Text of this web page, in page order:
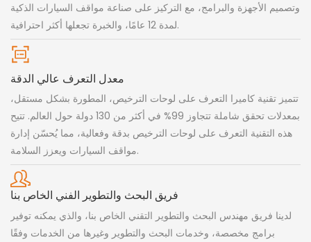
وتصميم الأجهزة والبرامج، مع التركيز على صناعة مواقف السيارات الذكية
لمدة 12 عامًا، والخبرة تجعلها أكثر احترافية.
معدل التعرف عالي الدقة
تتميز تقنية كاميرا التعرف على لوحات الترخيص، المطورة بشكل مستقل،
بمعدلات تحقق شاملة تتجاوز 99% في أكثر من 130 دولة حول العالم. تتيح
هذه التقنية التعرف على لوحات الترخيص بدقة وفعالية، مما يُحسّن إدارة
مواقف السيارات ويعزز السلامة.
فريق البحث والتطوير الفني الخاص بنا
لدينا فريق مهندس البحث والتطوير التقني الخاص بنا، والذي يمكنه توفير
برامج مخصصة، وخدمات البحث والتطوير وغيرها من الخدمات وفقًا